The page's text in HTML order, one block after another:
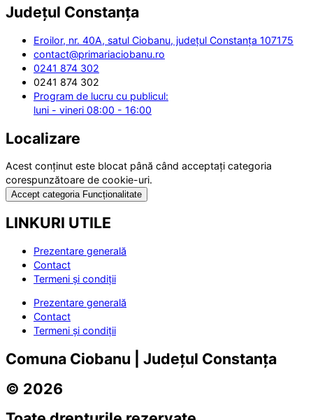
Județul Constanța
Eroilor, nr. 40A, satul Ciobanu, județul Constanța 107175
contact@primariaciobanu.ro
0241 874 302
0241 874 302
Program de lucru cu publicul:
luni - vineri 08:00 - 16:00
Localizare
Acest conținut este blocat până când acceptați categoria
corespunzătoare de cookie-uri.
Accept categoria Funcționalitate
LINKURI UTILE
Prezentare generală
Contact
Termeni și condiții
Prezentare generală
Contact
Termeni și condiții
Comuna Ciobanu | Județul Constanța
© 2026